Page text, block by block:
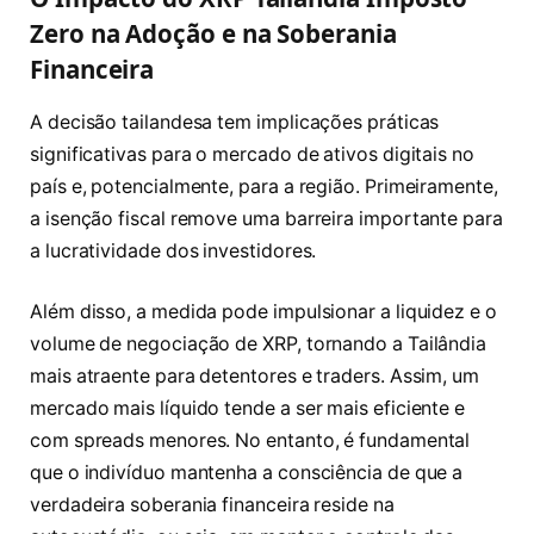
Zero na Adoção e na Soberania
Financeira
A decisão tailandesa tem implicações práticas
significativas para o mercado de ativos digitais no
país e, potencialmente, para a região. Primeiramente,
a isenção fiscal remove uma barreira importante para
a lucratividade dos investidores.
Além disso, a medida pode impulsionar a liquidez e o
volume de negociação de XRP, tornando a Tailândia
mais atraente para detentores e traders. Assim, um
mercado mais líquido tende a ser mais eficiente e
com spreads menores. No entanto, é fundamental
que o indivíduo mantenha a consciência de que a
verdadeira soberania financeira reside na